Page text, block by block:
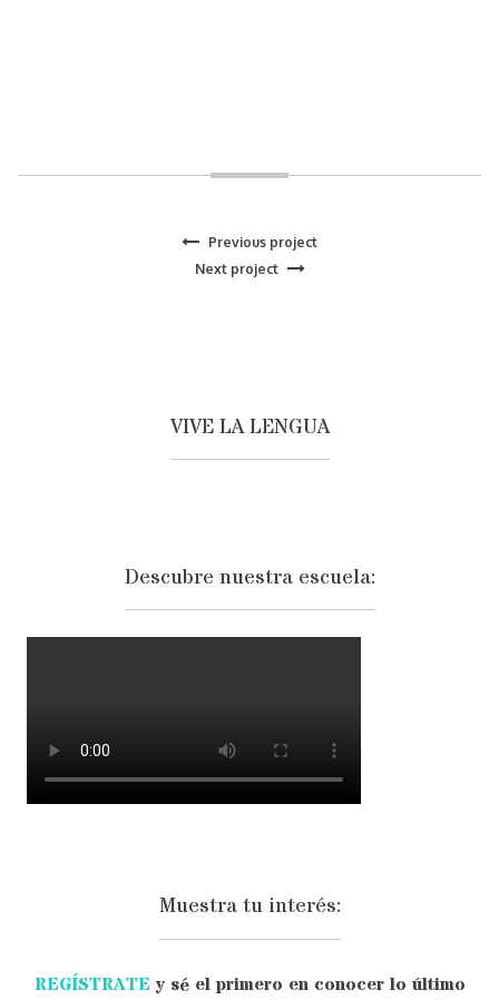
Previous projectPrevious
Next project
Next
VIVE LA LENGUA
Descubre nuestra escuela:
Muestra tu interés:
REGÍSTRATE y sé el primero en conocer lo último